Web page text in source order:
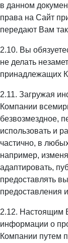
в данном
права на Сайт
передают Вам
2.10. Вы
не делать
принадлежащих
2.11. Загружая
Компании
безвозмездное,
использовать и
частично, в
например,
адаптировать,
предоставлять
предоставления
2.12. Настоящим
информации о
Компании путем